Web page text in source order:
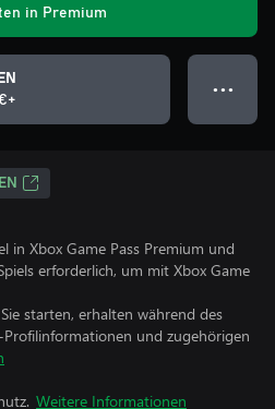
in Premium
● ● ●
in Xbox Game Pass Premium und
erforderlich, um mit Xbox Game
starten, erhalten während des
und zugehörigen
Weitere Informationen